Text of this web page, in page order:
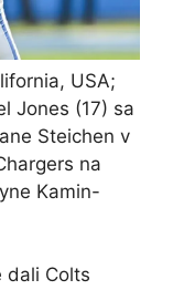
USA;
Jones (17) sa
Steichen v
na
Kamin-
dali Colts